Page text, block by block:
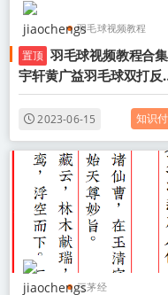
羽毛球视频教程
羽毛球教程
李宇轩羽毛球教程
置顶 羽毛球视频教程合
宇轩黄广益羽毛球双打反
网前吊球步伐教学视频教
百度网盘下载学
2023-06-15 知识
三茅经